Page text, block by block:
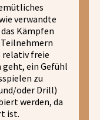
verwandte
Kämpfen
Teilnehmern
relativ freie
geht, ein Gefühl
zu
oder Drill)
werden, da
ist.